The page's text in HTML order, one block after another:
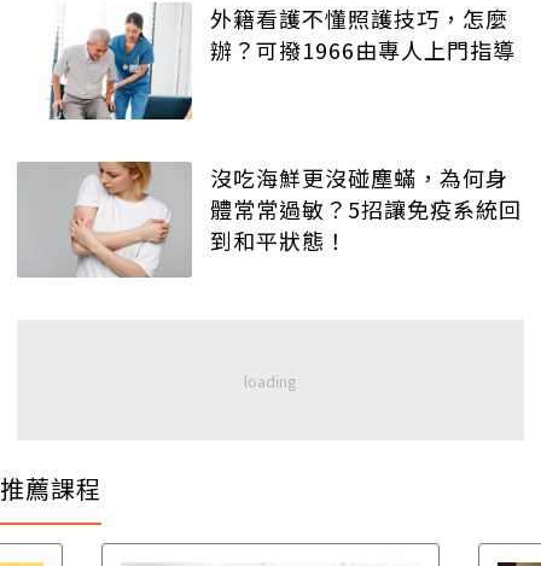
外籍看護不懂照護技巧，怎麼
辦？可撥1966由專人上門指導
沒吃海鮮更沒碰塵蟎，為何身
體常常過敏？5招讓免疫系統回
到和平狀態！
推薦課程